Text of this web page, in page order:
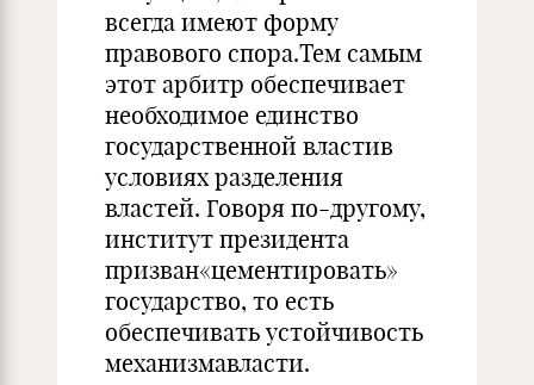
всегда имеют форму
правового спора.Тем самым
этот арбитр обеспечивает
необходимое единство
государственной властив
условиях разделения
властей. Говоря по-другому,
институт президента
призван«цементировать»
государство, то есть
обеспечивать устойчивость
механизмавласти.